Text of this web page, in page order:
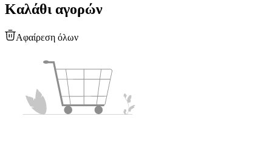
Καλάθι αγορών
Αφαίρεση όλων